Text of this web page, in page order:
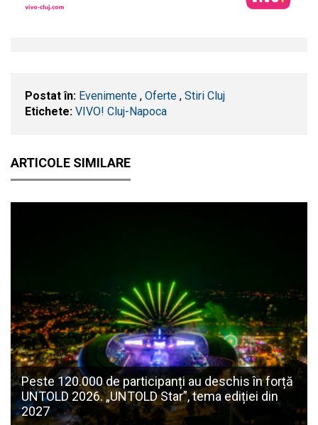
Postat în: Evenimente , Oferte , Stiri Cluj
Etichete: VIVO! Cluj-Napoca
ARTICOLE SIMILARE
Peste 120.000 de participanți au deschis în forță
UNTOLD 2026. „UNTOLD Star”, tema ediției din
2027